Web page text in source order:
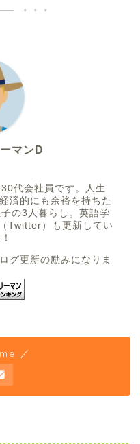
マンD
代会社員です。人生
済的にも余裕を持ちた
の3人暮らし。英語学
Twitter）も更新してい
グ更新の励みになりま
／